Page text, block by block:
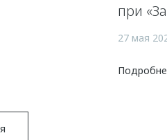
при
27 мая